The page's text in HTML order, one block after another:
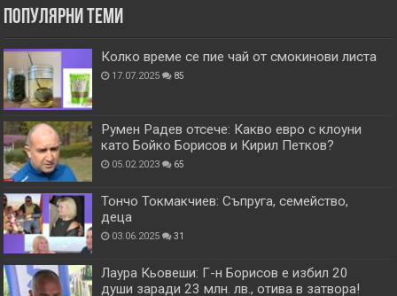
Популярни теми
Колко време се пие чай от смокинови листа
17.07.2025 85
Румен Радев отсече: Какво евро с клоуни
като Бойко Борисов и Кирил Петков?
05.02.2023 65
Тончо Токмакчиев: Съпруга, семейство,
деца
03.06.2025 31
Лаура Кьовеши: Г-н Борисов е избил 20
души заради 23 млн. лв., отива в затвора!